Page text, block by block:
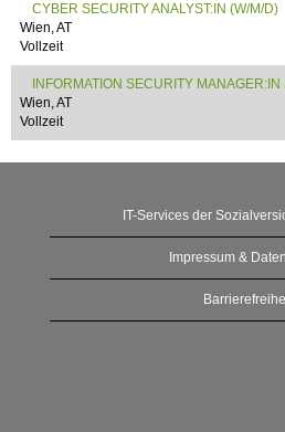
CYBER SECURITY ANALYST:IN (W/M/D)
Wien, AT
Vollzeit
INFORMATION SECURITY MANAGER:IN
Wien, AT
Vollzeit
IT-Services der
Impressum &